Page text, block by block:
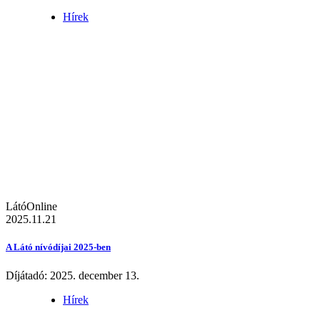
Hírek
LátóOnline
2025.11.21
A Látó nívódíjai 2025-ben
Díjátadó: 2025. december 13.
Hírek